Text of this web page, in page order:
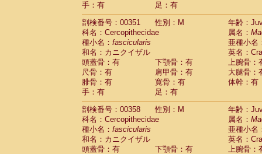
手：有
足：有
剖検番号：00351
性別：M
年齢：
科名：Cercopithecidae
属名：
種小名： fascicularis
亜種小名
和名：カニクイザル
英名：
頭蓋骨：有
下顎骨：有
上腕骨：
尺骨：有
肩甲骨：有
大腿骨：
腓骨：有
寛骨：有
体幹：有
手：有
足：有
剖検番号：00358
性別：M
年齢：
科名：Cercopithecidae
属名：
種小名： fascicularis
亜種小名
和名：カニクイザル
英名：
頭蓋骨：有
下顎骨：有
上腕骨：